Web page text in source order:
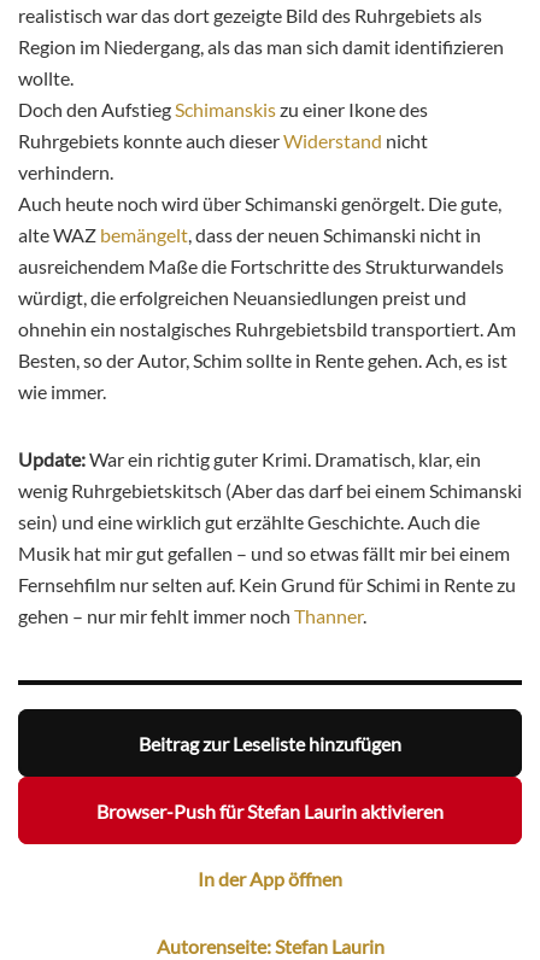
realistisch war das dort gezeigte Bild des Ruhrgebiets als
Region im Niedergang, als das man sich damit identifizieren
wollte.
Doch den AufstiegSchimanskiszu einer Ikone des
Ruhrgebiets konnte auch dieserWiderstand nicht
verhindern.
Auch heute noch wird über Schimanski genörgelt. Die gute,
alte WAZ bemängelt, dass der neuen Schimanski nicht in
ausreichendem Maße die Fortschritte des Strukturwandels
würdigt, die erfolgreichen Neuansiedlungen preist und
ohnehin ein nostalgisches Ruhrgebietsbild transportiert. Am
Besten, so der Autor, Schim sollte in Rente gehen. Ach, es ist
wie immer.
Update:War ein richtig guter Krimi. Dramatisch, klar, ein
wenig Ruhrgebietskitsch (Aber das darf bei einem Schimanski
sein) und eine wirklich gut erzählte Geschichte. Auch die
Musik hat mir gut gefallen – und so etwas fällt mir bei einem
Fernsehfilm nur selten auf. Kein Grund für Schimi in Rente zu
gehen – nur mir fehlt immer noch Thanner.
Beitrag zur Leseliste hinzufügen
Browser-Push für Stefan Laurin aktivieren
In der App öffnen
Autorenseite: Stefan Laurin